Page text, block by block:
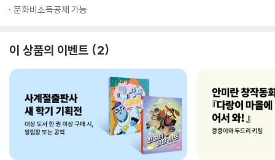
문화비소득공제 가능
이 상품의 이벤트 2